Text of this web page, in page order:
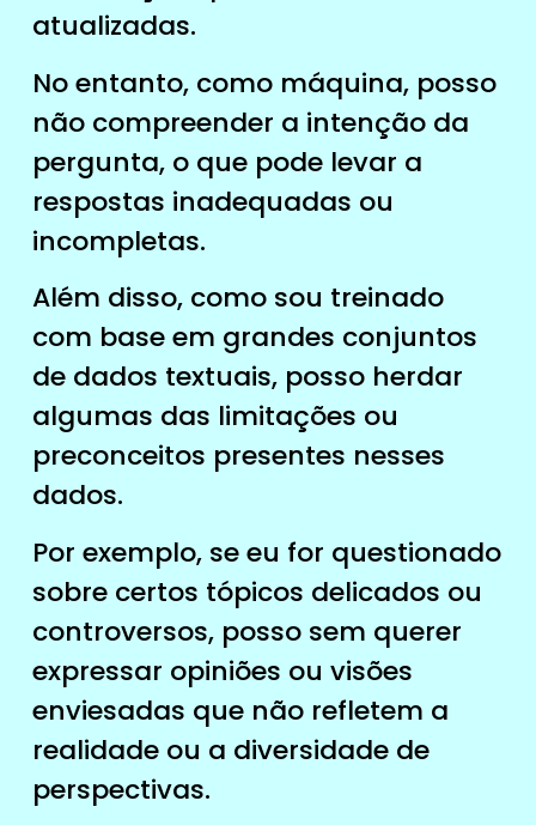
atualizadas.
No entanto, como máquina, posso
não compreender a intenção da
pergunta, o que pode levar a
respostas inadequadas ou
incompletas.
Além disso, como sou treinado
com base em grandes conjuntos
de dados textuais, posso herdar
algumas das limitações ou
preconceitos presentes nesses
dados.
Por exemplo, se eu for questionado
sobre certos tópicos delicados ou
controversos, posso sem querer
expressar opiniões ou visões
enviesadas que não refletem a
realidade ou a diversidade de
perspectivas.